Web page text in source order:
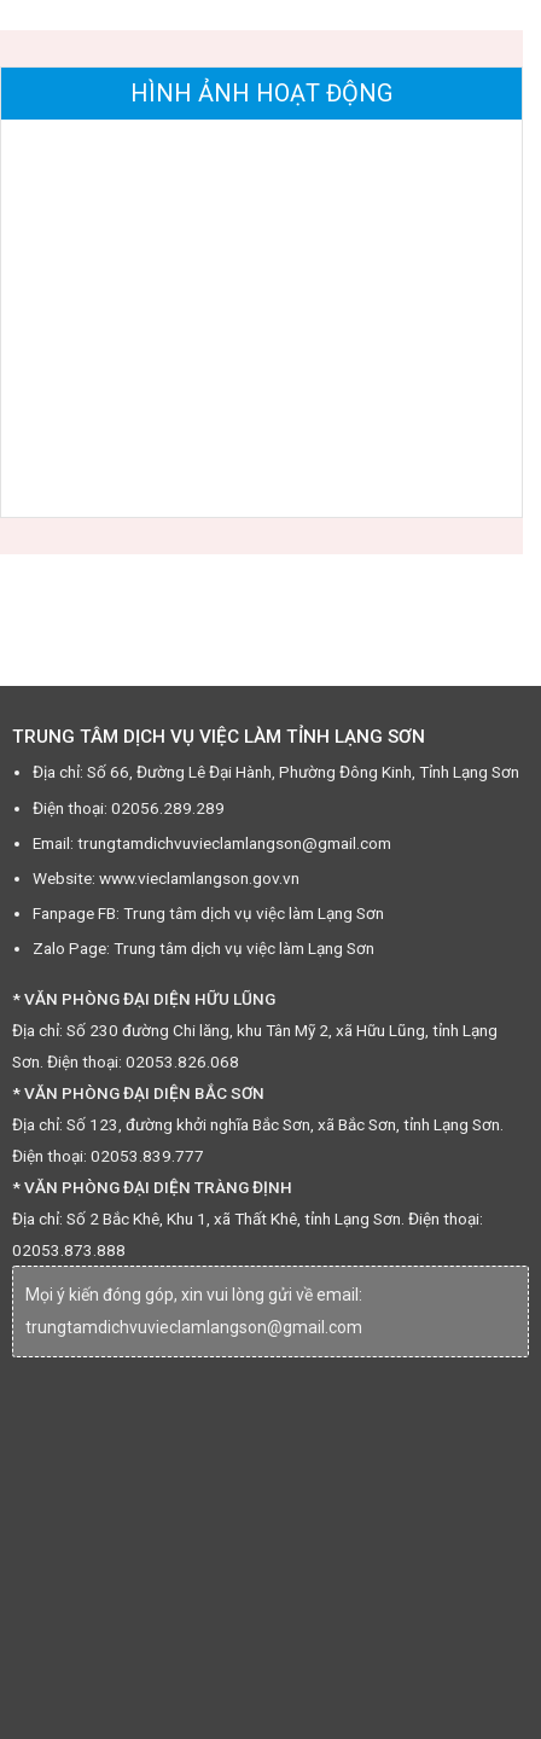
HÌNH ẢNH HOẠT ĐỘNG
TRUNG TÂM DỊCH VỤ VIỆC LÀM TỈNH LẠNG SƠN
Địa chỉ: Số 66, Đường Lê Đại Hành, Phường Đông Kinh, Tỉnh Lạng Sơn
Điện thoại: 02056.289.289
Email: trungtamdichvuvieclamlangson@gmail.com
Website: www.vieclamlangson.gov.vn
Fanpage FB: Trung tâm dịch vụ việc làm Lạng Sơn
Zalo Page: Trung tâm dịch vụ việc làm Lạng Sơn
* VĂN PHÒNG ĐẠI DIỆN HỮU LŨNG
Địa chỉ: Số 230 đường Chi lăng, khu Tân Mỹ 2, xã Hữu Lũng, tỉnh Lạng
Sơn. Điện thoại: 02053.826.068
* VĂN PHÒNG ĐẠI DIỆN BẮC SƠN
Địa chỉ: Số 123, đường khởi nghĩa Bắc Sơn, xã Bắc Sơn, tỉnh Lạng Sơn.
Điện thoại: 02053.839.777
* VĂN PHÒNG ĐẠI DIỆN TRÀNG ĐỊNH
Địa chỉ: Số 2 Bắc Khê, Khu 1, xã Thất Khê, tỉnh Lạng Sơn. Điện thoại:
02053.873.888
Mọi ý kiến đóng góp, xin vui lòng gửi về email:
trungtamdichvuvieclamlangson@gmail.com